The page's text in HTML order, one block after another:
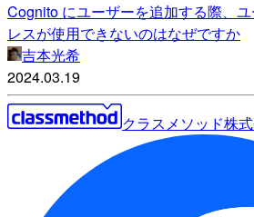
Cognito にユーザーを追加する際、
レスが使用できないのはなぜですか
吉本光希
2024.03.19
クラスメソッド株